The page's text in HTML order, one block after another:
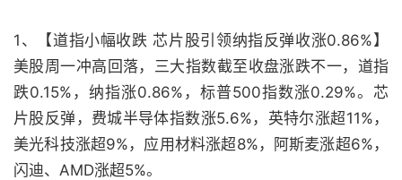
1、【道指小幅收跌 芯片股引领纳指反弹收涨0.86%】
美股周一冲高回落，三大指数截至收盘涨跌不一，道指
跌0.15%，纳指涨0.86%，标普500指数涨0.29%。芯
片股反弹，费城半导体指数涨5.6%，英特尔涨超11%，
美光科技涨超9%，应用材料涨超8%，阿斯麦涨超6%，
闪迪、AMD涨超5%。